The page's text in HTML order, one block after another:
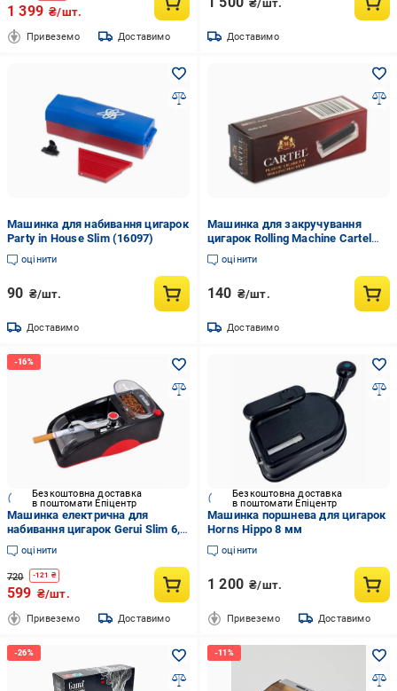
1 399 ₴/шт.
Привеземо Доставимо
₴/шт.
Доставимо
Машинка для набивання цигарок
Party in House Slim (16097)
оцінити
90 ₴/шт.
Доставимо
Машинка для закручування
цигарок Rolling Machine Cartel
Plastic 70 мм (13590)
оцінити
140 ₴/шт.
Доставимо
Безкоштовна доставка
в поштомати Епіцентр
Машинка електрична для
набивання цигарок Gerui Slim 6,5
мм (21785562)
оцінити
720 -121 ₴
599 ₴/шт.
Привеземо Доставимо
Безкоштовна доставка
в поштомати Епіцентр
Машинка поршнева для цигарок
Horns Hippo 8 мм
оцінити
1 200 ₴/шт.
Привеземо Доставимо